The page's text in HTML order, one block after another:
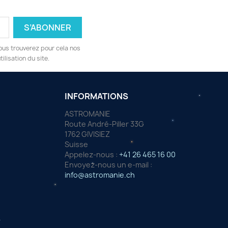
trouverez pour cela nos
du site.
INFORMATIONS
ASTROMANIE
Route André-Piller 33G
1762 GIVISIEZ
Suisse
Appelez-nous : +41 26 465 16 00
Envoyez-nous un e-mail :
info@astromanie.ch